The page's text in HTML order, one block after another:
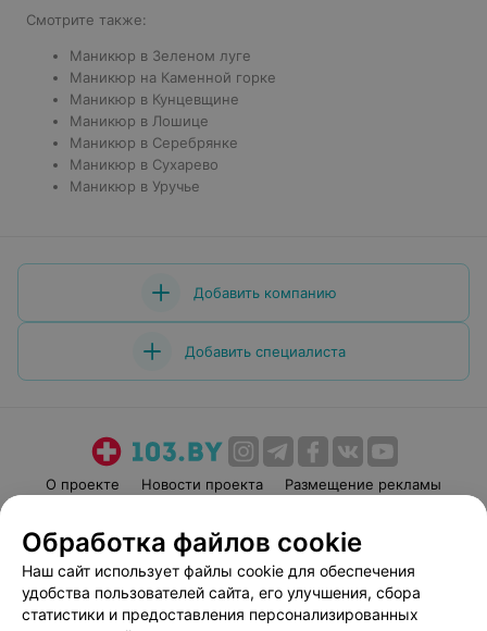
Смотрите также:
Маникюр в Зеленом луге
Маникюр на Каменной горке
Маникюр в Кунцевщине
Маникюр в Лошице
Маникюр в Серебрянке
Маникюр в Сухарево
Маникюр в Уручье
Добавить компанию
Добавить специалиста
О проекте Новости проекта
Размещение рекламы
Пользовательское соглашение
Способы оплаты
Вакансии
Партнеры
Написать руководителю 103.by
Обработка файлов cookie
Наш сайт использует файлы cookie для обеспечения
удобства пользователей сайта, его улучшения, сбора
статистики и предоставления персонализированных